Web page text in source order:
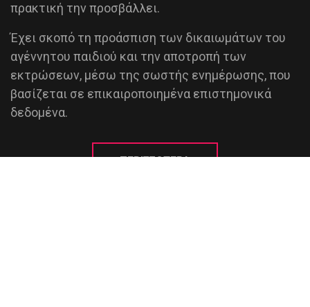
πρακτική την προσβάλλει.
Έχει σκοπό τη προάσπιση των δικαιωμάτων του
αγέννητου παιδιού και την αποτροπή των
εκτρώσεων, μέσω της σωστής ενημέρωσης, που
βασίζεται σε επικαιροποιημένα επιστημονικά
δεδομένα.
ΠΕΡΙΣΣΟΤΕΡΑ